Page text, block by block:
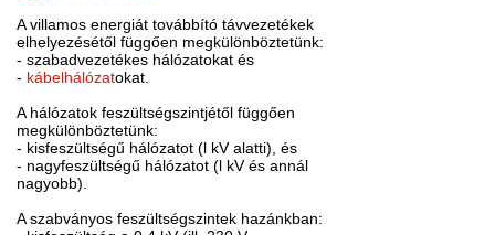
A villamos energiát továbbító távvezetékek
elhelyezésétől függően megkülönböztetünk:
- szabadvezetékes hálózatokat és
- kábelhálózatokat.
A hálózatok feszültségszintjétől függően
megkülönböztetünk:
- kisfeszültségű hálózatot (l kV alatti), és
- nagyfeszültségű hálózatot (l kV és annál
nagyobb).
A szabványos feszültségszintek hazánkban: